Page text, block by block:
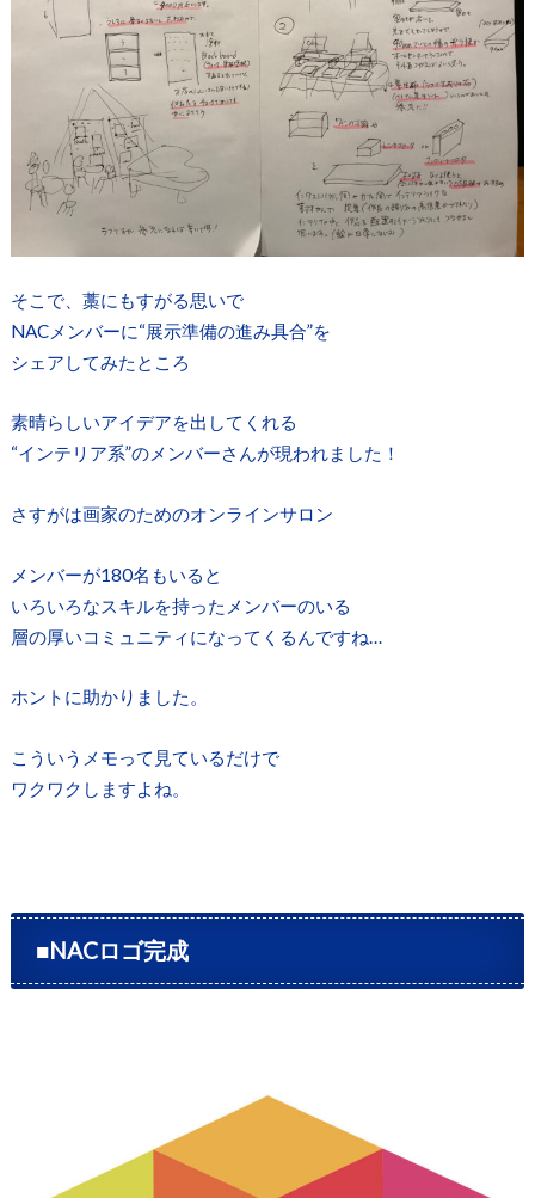
そこで、藁にもすがる思いで
NACメンバーに“展示準備の進み具合”を
シェアしてみたところ
素晴らしいアイデアを出してくれる
“インテリア系”のメンバーさんが現われました！
さすがは画家のためのオンラインサロン
メンバーが180名もいると
いろいろなスキルを持ったメンバーのいる
層の厚いコミュニティになってくるんですね…
ホントに助かりました。
こういうメモって見ているだけで
ワクワクしますよね。
■NACロゴ完成